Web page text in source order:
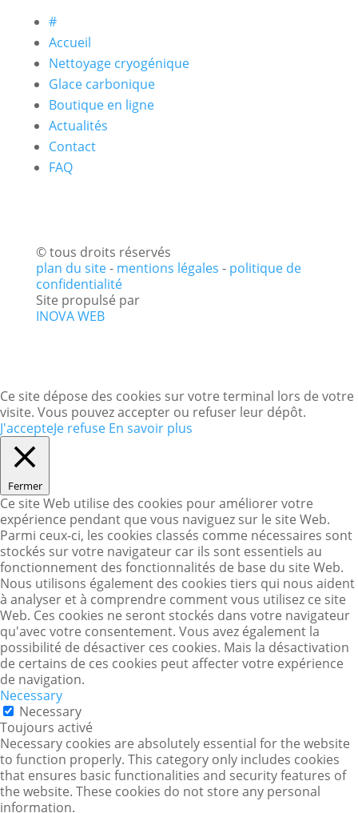
#
Accueil
Nettoyage cryogénique
Glace carbonique
Boutique en ligne
Actualités
Contact
FAQ
© tous droits réservés
plan du site- mentions légales - politique de
confidentialité
Site propulsé par
INOVA WEB
Ce site dépose des cookies sur votre terminal lors de votre
visite. Vous pouvez accepter ou refuser leur dépôt.
J'accepteJe refuse En savoir plus
Fermer
Ce site Web utilise des cookies pour améliorer votre
expérience pendant que vous naviguez sur le site Web.
Parmi ceux-ci, les cookies classés comme nécessaires sont
stockés sur votre navigateur car ils sont essentiels au
fonctionnement des fonctionnalités de base du site Web.
Nous utilisons également des cookies tiers qui nous aident
à analyser et à comprendre comment vous utilisez ce site
Web. Ces cookies ne seront stockés dans votre navigateur
qu'avec votre consentement. Vous avez également la
possibilité de désactiver ces cookies. Mais la désactivation
de certains de ces cookies peut affecter votre expérience
de navigation.
Necessary
Necessary
Toujours activé
Necessary cookies are absolutely essential for the website
to function properly. This category only includes cookies
that ensures basic functionalities and security features of
the website. These cookies do not store any personal
information.